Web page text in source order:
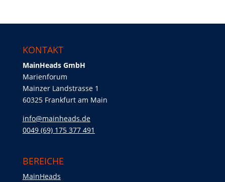
KONTAKT
MainHeads GmbH
Marienforum
Mainzer Landstrasse 1
60325 Frankfurt am Main
info@mainheads.de
0049 (69) 175 377 491
BEREICHE
MainHeads